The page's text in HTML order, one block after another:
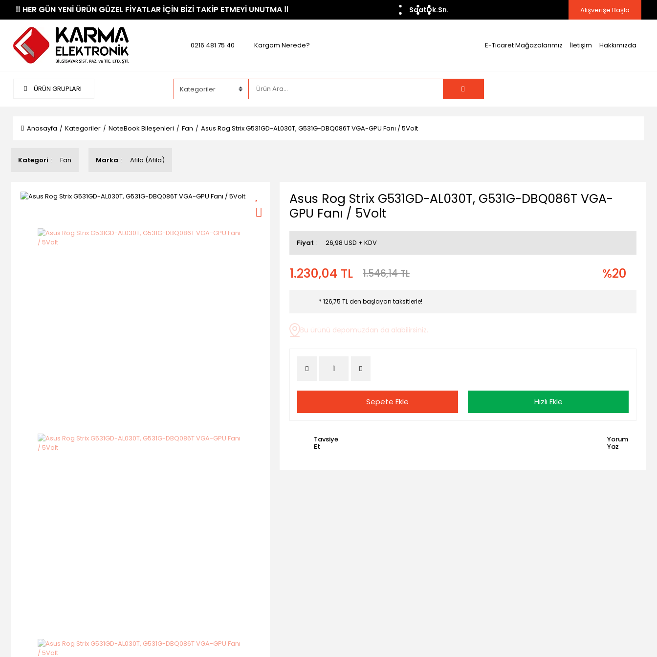
​‼️​ HER GÜN YENİ ÜRÜN GÜZEL FİYATLAR İÇİN BİZİ TAKİP ETMEYİ UNUTMA ​‼️​ SaatDk.Sn. Alışverişe Başla
0216 481 75 40 Kargom Nerede? E-Ticaret Mağazalarımız İletişim Hakkımızda
ÜRÜN GRUPLARI
Anasayfa Kategoriler NoteBook Bileşenleri Fan Asus Rog Strix G531GD-AL030T, G531G-DBQ086T VGA-GPU Fanı / 5Volt
Kategori Fan Marka Afila (Afila)
Asus Rog Strix G531GD-AL030T, G531G-DBQ086T VGA-
GPU Fanı / 5Volt
Fiyat 26,98 USD + KDV
1.230,04 TL 1.546,14 TL %20
* 126,75 TL den başlayan taksitlerle!
Bu ürünü depomuzdan da alabilirsiniz.
Sepete Ekle Hızlı Ekle
Tavsiye
Et
Yorum
Yaz